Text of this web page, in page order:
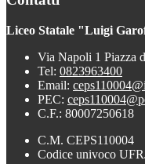
Liceo Statale "Luigi
Via Napoli 1 Piazza
Tel: 0823963400
Email:
PEC:
C.F.: 80007250618
C.M. CEPS110004
Codice univoco